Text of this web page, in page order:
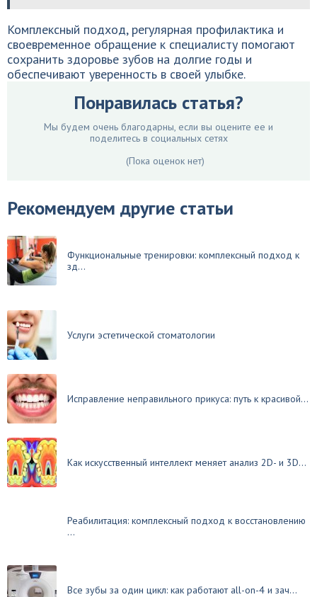
Комплексный подход, регулярная профилактика и
своевременное обращение к специалисту помогают
сохранить здоровье зубов на долгие годы и
обеспечивают уверенность в своей улыбке.
Понравилась статья?
Мы будем очень благодарны, если вы оцените ее и
поделитесь в социальных сетях
(Пока оценок нет)
Рекомендуем другие статьи
Функциональные тренировки: комплексный подход к
зд...
Услуги эстетической стоматологии
Исправление неправильного прикуса: путь к красивой...
Как искусственный интеллект меняет анализ 2D- и 3D...
Реабилитация: комплексный подход к восстановлению
...
Все зубы за один цикл: как работают all-on-4 и зач...